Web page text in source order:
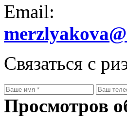
Email:
Связаться с
Просмотров